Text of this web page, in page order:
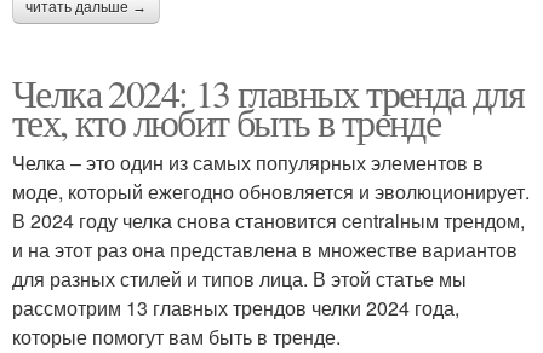
читать дальше →
Челка 2024: 13 главных тренда для
тех, кто любит быть в тренде
Челка – это один из самых популярных элементов в
моде, который ежегодно обновляется и эволюционирует.
В 2024 году челка снова становится centralным трендом,
и на этот раз она представлена в множестве вариантов
для разных стилей и типов лица. В этой статье мы
рассмотрим 13 главных трендов челки 2024 года,
которые помогут вам быть в тренде.